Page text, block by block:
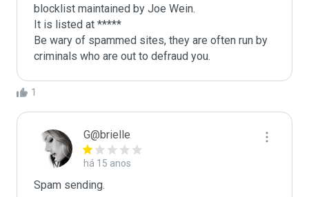
blocklist maintained by Joe Wein.
It is listed at *****
Be wary of spammed sites, they are often run by
criminals who are out to defraud you.
1
G@brielle
há 15 anos
Spam sending.